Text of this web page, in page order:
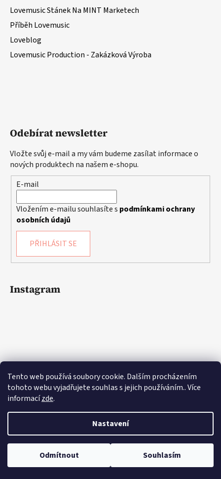
Tento web používá soubory cookie. Dalším procházením
tohoto webu vyjadřujete souhlas s jejich používáním.. Více
informacízde.
Nastavení
Odmítnout Souhlasím
Lovemusic Stánek Na MINT Marketech
Příběh Lovemusic
Loveblog
Lovemusic Production - Zakázková Výroba
Odebírat newsletter
Vložte svůj e-mail a my vám budeme zasílat informace o
nových produktech na našem e-shopu.
E-mail
Vložením e-mailu souhlasíte s podmínkami ochrany
osobních údajů
PŘIHLÁSIT SE
Instagram
Sledovat na Instagramu
Vytvořil Shoptet
Copyright 2026Lovemusic.cz. Všechna práva vyhrazena.